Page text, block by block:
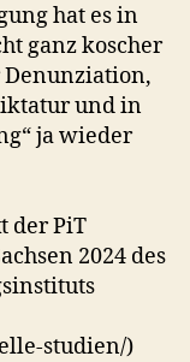
hat es in
ganz koscher
und in
ja wieder
der PiT
2024 des
studien/)